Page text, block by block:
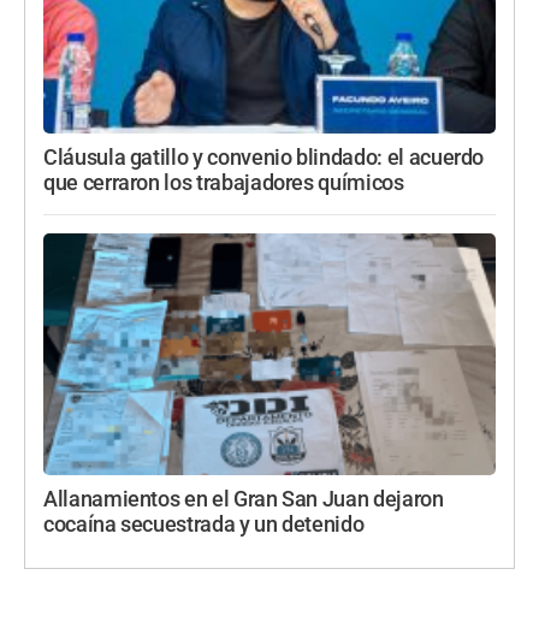
Cláusula gatillo y convenio blindado: el acuerdo
que cerraron los trabajadores químicos
Allanamientos en el Gran San Juan dejaron
cocaína secuestrada y un detenido